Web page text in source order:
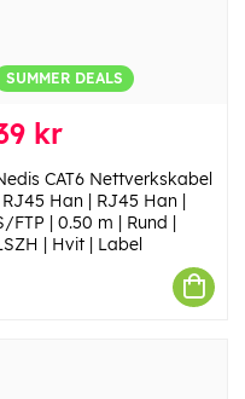
SUMMER DEALS
kr
CAT6 Nettverkskabel
RJ45 Han | RJ45 Han |
FTP | 0.50 m | Rund |
| Hvit | Label